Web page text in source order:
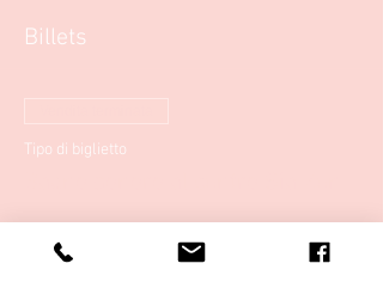
Billets
Tipo di biglietto